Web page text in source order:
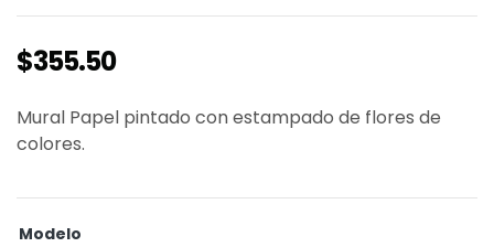
$355.50
Mural Papel pintado con estampado de flores de
colores.
Modelo